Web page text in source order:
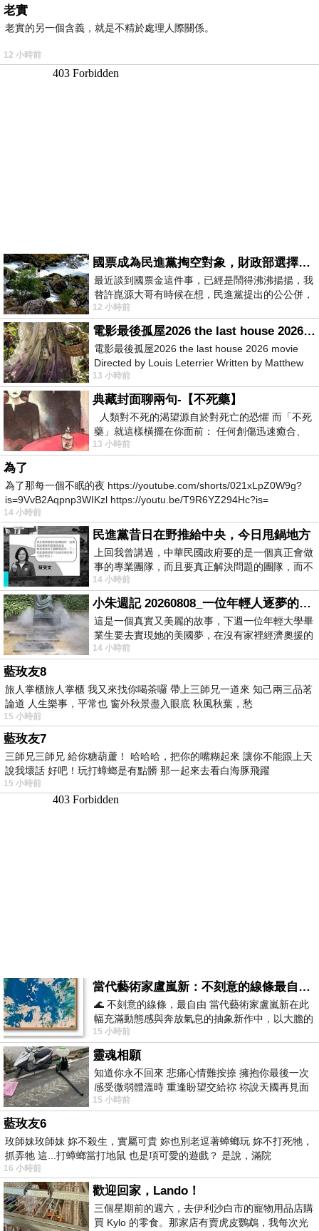
老實
老實的另一個含義，就是不精於處理人際關係。
12 小時前
國票成為民進黨掏空對象，財政部選擇性失憶
最近談到國票金這件事，已經是鬧得沸沸揚揚，我
替許崑源大哥有時候在想，民進黨提出的公公併，
其實就是想要國庫通黨庫，鬧出最大的醜
12 小時前
電影最後孤屋2026 the last house 2026 movie
電影最後孤屋2026 the last house 2026 movie
Directed by Louis Leterrier Written by Matthew
Robinson Starring Greta Lee Wa
13 小時前
典藏封面聊兩句-【不死藥】
人類對不死的渴望源自於對死亡的恐懼 而「不死
藥」就這樣橫擺在你面前： 任何創傷迅速癒合、
停止衰老、痛覺消失…堪
13 小時前
為了
為了那每一個不眠的夜 https://youtube.com/shorts/021xLpZ0W9g?
is=9VvB2Aqpnp3WIKzl https://youtu.be/T9R6YZ294Hc?is=
14 小時前
民進黨昔日在野推給中央，今日甩鍋地方
上回我曾講過，中華民國政府要的是一個真正會做
事的專業團隊，而且要真正解決問題的團隊，而不
是只會到處甩鍋的雙標團隊，最近民進黨
14 小時前
小朱週記 20260808_一位年輕人逐夢的真實故事
這是一個真實又美麗的故事，下週一位年輕大學畢
業生要去實現她的美國夢，在沒有家裡經濟奧援的
情況下，靠著自我努力工作累積出國基
14 小時前
藍玫友8
旅人掌櫃旅人掌櫃 我又來找你喝茶囉 帶上三師兄一道來 知己兩三品茗
論道 人生樂事，平常也 窗外秋景盡入眼底 秋風秋葉，愁
15 小時前
藍玫友7
三師兄三師兄 給你糖葫蘆！ 哈哈哈，把你的嘴糊起來 讓你不能跟上天
說我壞話 好吧！玩打蟑螂是有點髒 那一起來去看白海豚飛躍
15 小時前
當代藝術家盧嵐新：不刻意的線條最自由，讓色彩流動、筆觸自己說話
🌊 不刻意的線條，最自由 當代藝術家盧嵐新在此
幅充滿動態感與奔放氣息的抽象新作中，以大膽的
藍色顏料在白色畫布上揮灑、壓印與流淌
15 小時前
靈魂相願
知道你永不回來 悲痛心情難按捺 擁抱你最後一次
感受微弱體溫時 重逢盼望交給祢 祢說天國再見面
此刻忍淚說別離 他日靈魂再
15 小時前
藍玫友6
玫師妹玫師妹 妳不殺生，實屬可貴 妳也別老逗著蟑螂玩 妳不打死牠，
抓弄牠 這...打蟑螂當打地鼠 也是項可愛的遊戲？ 是說，滿院
16 小時前
歡迎回家，Lando！
三個星期前的週六，去伊利沙白市的寵物用品店購
買 Kylo 的零食。那家店有賣虎皮鸚鵡，我每次光